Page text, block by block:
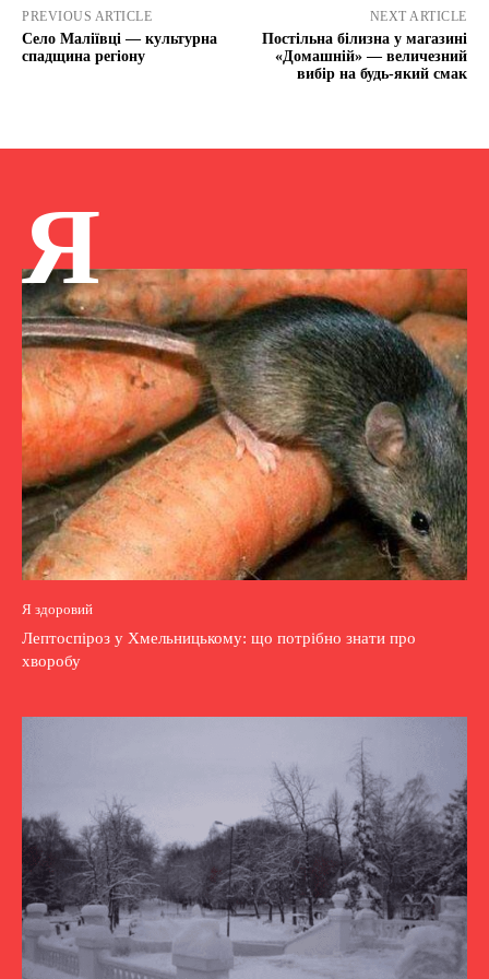
PREVIOUS ARTICLE
Село Маліївці — культурна
спадщина регіону
NEXT ARTICLE
Постільна білизна у магазині
«Домашній» — величезний
вибір на будь-який смак
Я
Я здоровий
Лептоспіроз у Хмельницькому: що потрібно знати про
хворобу